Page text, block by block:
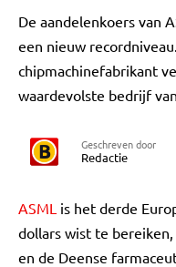
De aandelenkoers van
een nieuw
chipmachinefabrikant
waardevolste bedrijf
Geschreven door
Redactie
ASML is het derde
dollars wist te bereiken,
en de Deense